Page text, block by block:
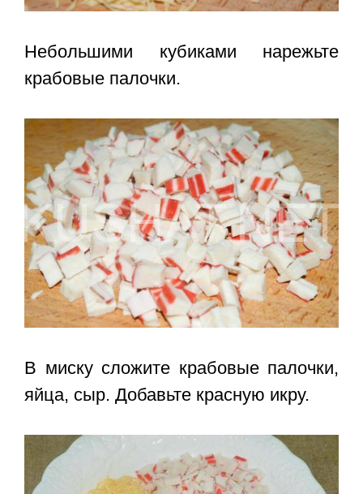
Небольшими кубиками нарежьте
крабовые палочки.
В миску сложите крабовые палочки,
яйца, сыр. Добавьте красную икру.